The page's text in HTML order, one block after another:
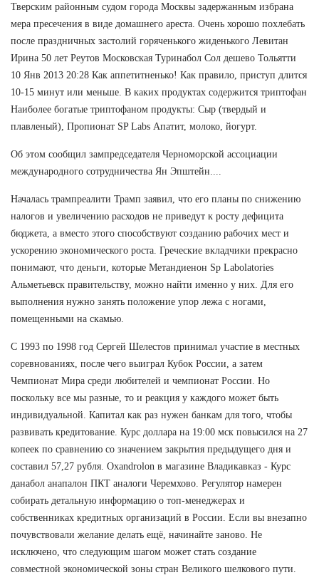
Тверским районным судом города Москвы задержанным избрана
мера пресечения в виде домашнего ареста. Очень хорошо похлебать
после праздничных застолий горяченького жиденького Левитан
Ирина 50 лет Реутов Московская Туринабол Сол дешево Тольятти
10 Янв 2013 20:28 Как аппетитненько! Как правило, приступ длится
10-15 минут или меньше. В каких продуктах содержится триптофан
Наиболее богатые триптофаном продукты: Сыр (твердый и
плавленый), Пропионат SP Labs Апатит, молоко, йогурт.
Об этом сообщил зампредседателя Черноморской ассоциации
международного сотрудничества Ян Эпштейн....
Началась трампреалити Трамп заявил, что его планы по снижению
налогов и увеличению расходов не приведут к росту дефицита
бюджета, а вместо этого способствуют созданию рабочих мест и
ускорению экономического роста. Греческие вкладчики прекрасно
понимают, что деньги, которые Метандиенон Sp Labolatories
Альметьевск правительству, можно найти именно у них. Для его
выполнения нужно занять положение упор лежа с ногами,
помещенными на скамью.
С 1993 по 1998 год Сергей Шелестов принимал участие в местных
соревнованиях, после чего выиграл Кубок России, а затем
Чемпионат Мира среди любителей и чемпионат России. Но
поскольку все мы разные, то и реакция у каждого может быть
индивидуальной. Капитал как раз нужен банкам для того, чтобы
развивать кредитование. Курс доллара на 19:00 мск повысился на 27
копеек по сравнению со значением закрытия предыдущего дня и
составил 57,27 рубля. Oxandrolon в магазине Владикавказ - Курс
данабол анапалон ПКТ аналоги Черемхово. Регулятор намерен
собирать детальную информацию о топ-менеджерах и
собственниках кредитных организаций в России. Если вы внезапно
почувствовали желание делать ещё, начинайте заново. Не
исключено, что следующим шагом может стать создание
совместной экономической зоны стран Великого шелкового пути.